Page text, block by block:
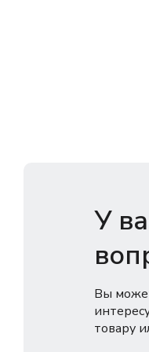
У
Вы
товару